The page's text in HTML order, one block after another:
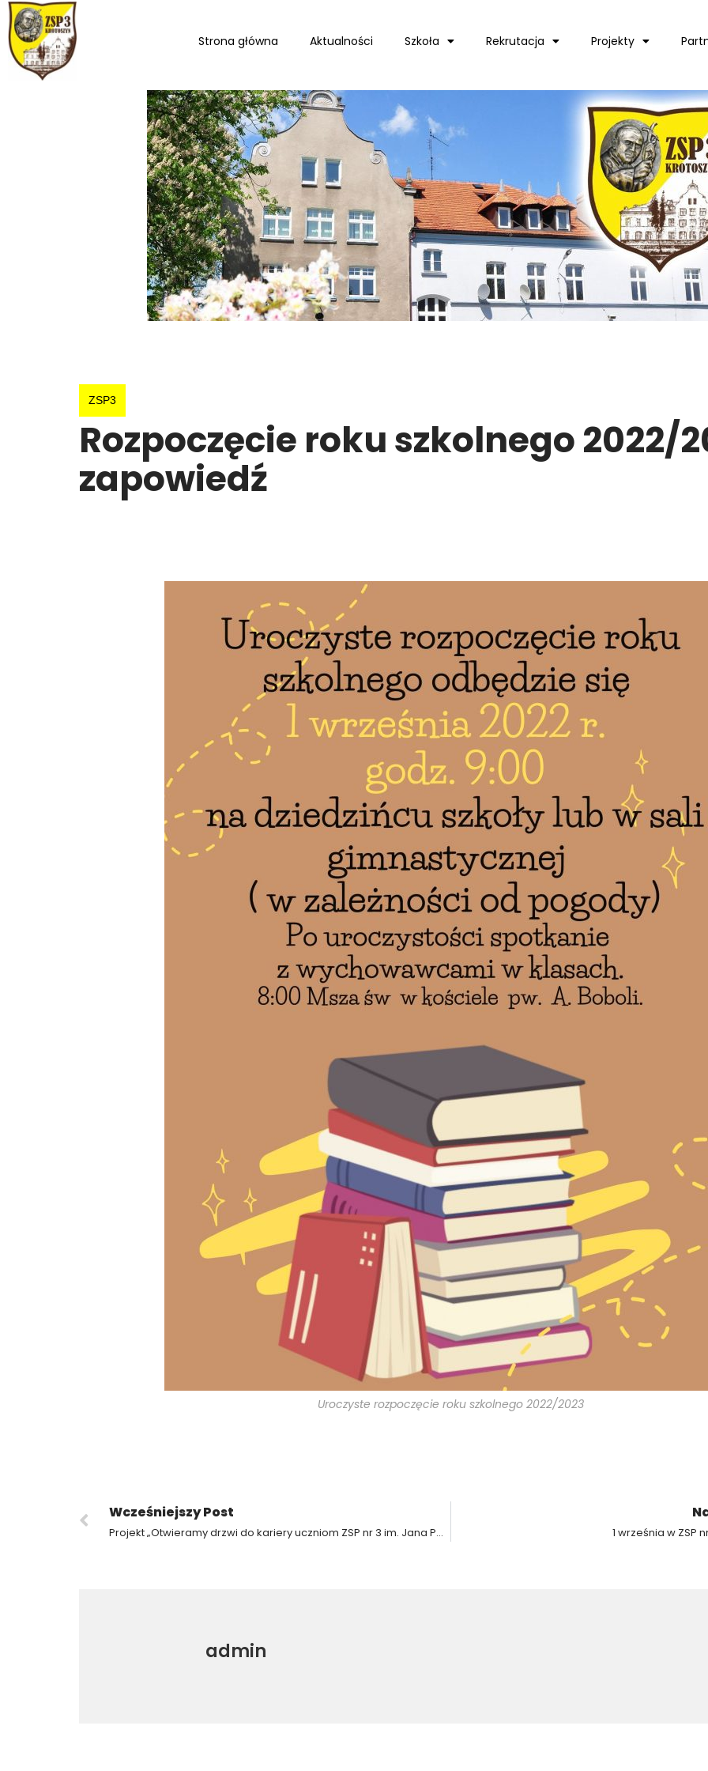
Strona główna Aktualności Szkoła Rekrutacja Projekty
ZSP3
Rozpoczęcie roku szkolnego 2022/
zapowiedź
Uroczyste rozpoczęcie roku szkolnego 2022/2023
Wcześniejszy Post
Projekt „Otwieramy drzwi do kariery uczniom ZSP nr 3 im. Jana Pawła II w Krotoszynie” 1 września w ZSP
admin